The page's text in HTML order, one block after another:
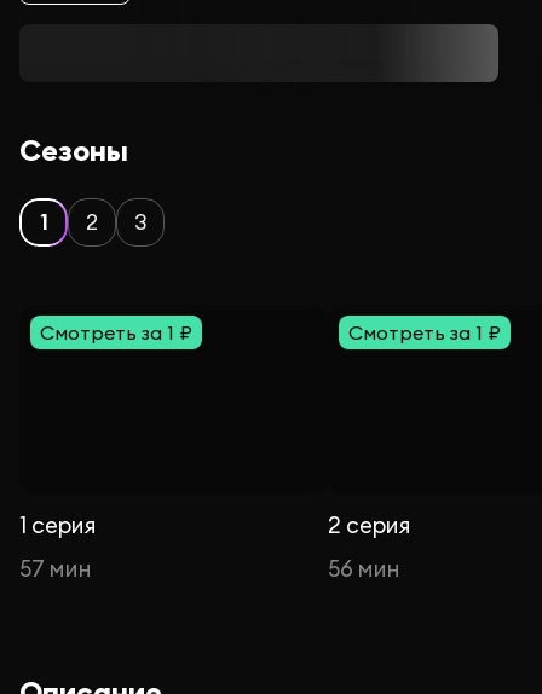
Сезоны
1 2 3
Смотреть за 1 ₽
1 серия
57 мин
Смотреть за 1 ₽
2 серия
56 мин